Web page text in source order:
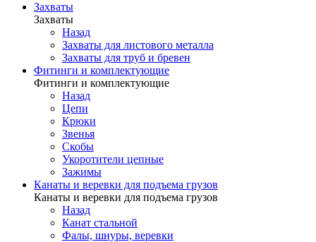
Захваты
Захваты
Назад
Захваты для листового металла
Захваты для труб и бревен
Фитинги и комплектующие
Фитинги и комплектующие
Назад
Цепи
Крюки
Звенья
Скобы
Укоротители цепные
Зажимы
Канаты и веревки для подъема грузов
Канаты и веревки для подъема грузов
Назад
Канат стальной
Фалы, шнуры, веревки